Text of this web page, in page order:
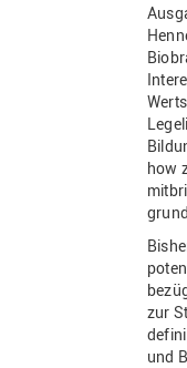
how
zur
und